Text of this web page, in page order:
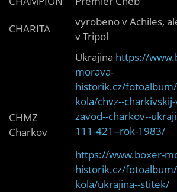
CHARITA
vyrobeno v Achiles,
v Tripol
CHMZ
Charkov
Ukrajina https://
morava-
historik.cz/
kola/chvz--
zavod--charkov--
111-421--rok-1983/
https://www.boxer-
historik.cz/
kola/ukrajina--stitek/